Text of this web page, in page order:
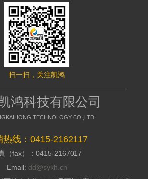
背后都是一个高额的订单，假如不能做
到询盘转化，那意味着网络推行是失败
的，所以要明白的了解搭站公司的策划
才干; 2、看搭站公司的美工规划才
干 美工的才干决议推行型网站留
给用户的形象，如今的消费者不缺少内
容，缺少的是视觉，如今市面上的网站
都是千人一面的，当访客户，发现一个
公司的形象，情不自禁的即是深化浏
览，招引用户，提高方针客户对公司的
好感; 3、看搭站公司的搭站才干
系，如今市面上很多的建站公司都是仿
制别人的，可以把外观做到相似，可是
后台系能却相差万里，很多的仿站的建
深专家们向大家介绍了移动端流量异常
的解决方案。 什么是移动端流量
异常? 移动端流量异常可以通过平
台两个渠道数据判断： 1、 站长平
台流量与关键词的工具 2、 移动适
配中的移动适配状态曲线图 这两
个地方如果出现流量突然间下降50%以
上，且持续性降低，四五天后流量没有
明显涨幅的。 移动端的排查流程
如果出现上述现象，建议大家按照
下面流程图进行排查 索引量下降
常见原因及解决方案
id=331 站点流量异常追查文档
http://zhanzhang.baidu.com/college/
id=221 纯移动站、代码适配，自
适应与跳转适配有些不同，所以根据站
扫一扫，关注凯鸿
鸿科技有限公司
TECHNOLOGY CO.,LTD.
热线：0415-2162117
（fax）：0415-2167017
Email: dd@sykh.cn